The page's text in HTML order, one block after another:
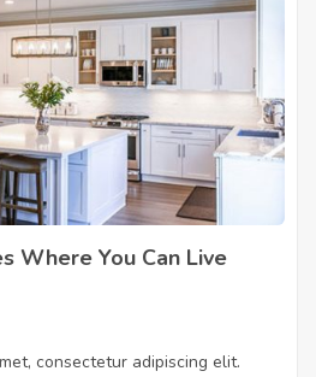
You Can Live
consectetur adipiscing elit.